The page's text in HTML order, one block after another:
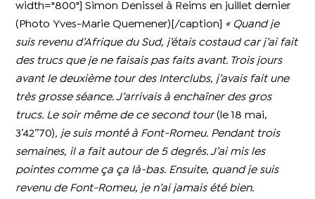
width="800"]
Simon Denissel à Reims en juillet dernier
(Photo Yves-Marie Quemener)[/caption]
« Quand je
suis revenu d’Afrique du Sud, j’étais costaud car j’ai fait
des trucs que je ne faisais pas faits avant. Trois jours
avant le deuxième tour des Interclubs, j’avais fait une
très grosse séance. J’arrivais à enchaîner des gros
trucs. Le soir même de ce second tour(le 18 mai,
3’42’’70), je suis monté à Font-Romeu. Pendant trois
semaines, il a fait autour de 5 degrés. J’ai mis les
pointes comme ça ça là-bas. Ensuite, quand je suis
revenu de Font-Romeu, je n’ai jamais été bien.